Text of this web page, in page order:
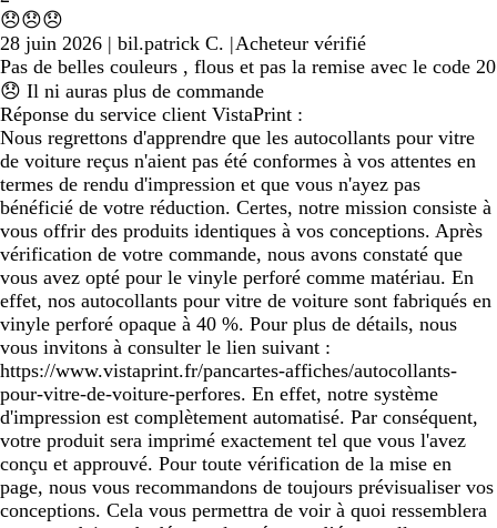
😞😞😞
28 juin 2026 | bil.patrick C. |Acheteur vérifié
Pas de belles couleurs , flous et pas la remise avec le code 20
😞 Il ni auras plus de commande
Réponse du service client VistaPrint :
Nous regrettons d'apprendre que les autocollants pour vitre
de voiture reçus n'aient pas été conformes à vos attentes en
termes de rendu d'impression et que vous n'ayez pas
bénéficié de votre réduction. Certes, notre mission consiste à
vous offrir des produits identiques à vos conceptions. Après
vérification de votre commande, nous avons constaté que
vous avez opté pour le vinyle perforé comme matériau. En
effet, nos autocollants pour vitre de voiture sont fabriqués en
vinyle perforé opaque à 40 %. Pour plus de détails, nous
vous invitons à consulter le lien suivant :
https://www.vistaprint.fr/pancartes-affiches/autocollants-
pour-vitre-de-voiture-perfores. En effet, notre système
d'impression est complètement automatisé. Par conséquent,
votre produit sera imprimé exactement tel que vous l'avez
conçu et approuvé. Pour toute vérification de la mise en
page, nous vous recommandons de toujours prévisualiser vos
conceptions. Cela vous permettra de voir à quoi ressemblera